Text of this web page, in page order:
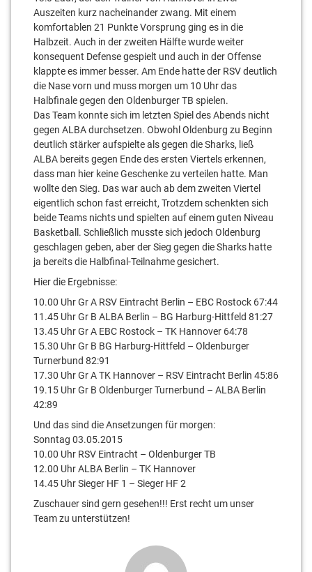
Auszeiten kurz nacheinander zwang. Mit einem
komfortablen 21 Punkte Vorsprung ging es in die
Halbzeit. Auch in der zweiten Hälfte wurde weiter
konsequent Defense gespielt und auch in der Offense
klappte es immer besser. Am Ende hatte der RSV deutlich
die Nase vorn und muss morgen um 10 Uhr das
Halbfinale gegen den Oldenburger TB spielen.
Das Team konnte sich im letzten Spiel des Abends nicht
gegen ALBA durchsetzen. Obwohl Oldenburg zu Beginn
deutlich stärker aufspielte als gegen die Sharks, ließ
ALBA bereits gegen Ende des ersten Viertels erkennen,
dass man hier keine Geschenke zu verteilen hatte. Man
wollte den Sieg. Das war auch ab dem zweiten Viertel
eigentlich schon fast erreicht, Trotzdem schenkten sich
beide Teams nichts und spielten auf einem guten Niveau
Basketball. Schließlich musste sich jedoch Oldenburg
geschlagen geben, aber der Sieg gegen die Sharks hatte
ja bereits die Halbfinal-Teilnahme gesichert.
Hier die Ergebnisse:
10.00 Uhr Gr A RSV Eintracht Berlin – EBC Rostock 67:44
11.45 Uhr Gr B ALBA Berlin – BG Harburg-Hittfeld 81:27
13.45 Uhr Gr A EBC Rostock – TK Hannover 64:78
15.30 Uhr Gr B BG Harburg-Hittfeld – Oldenburger
Turnerbund 82:91
17.30 Uhr Gr A TK Hannover – RSV Eintracht Berlin 45:86
19.15 Uhr Gr B Oldenburger Turnerbund – ALBA Berlin
42:89
Und das sind die Ansetzungen für morgen:
Sonntag 03.05.2015
10.00 Uhr RSV Eintracht – Oldenburger TB
12.00 Uhr ALBA Berlin – TK Hannover
14.45 Uhr Sieger HF 1 – Sieger HF 2
Zuschauer sind gern gesehen!!! Erst recht um unser
Team zu unterstützen!